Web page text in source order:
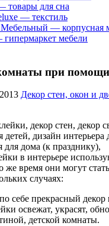
товары для сна
— текстиль
— корпусная
мебели
при
Декор стен, окон и
в интерьере
же время они могут
случаях:
себе прекрасный декор
освежат, украсят,
детской комнаты.